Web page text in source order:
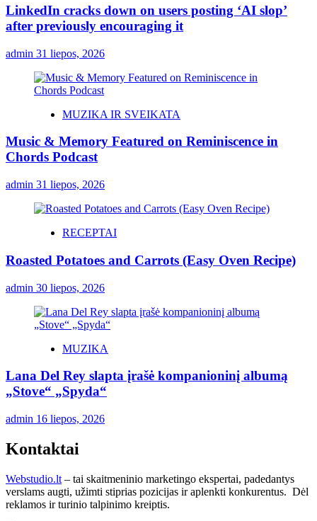
LinkedIn cracks down on users posting ‘AI slop’
after previously encouraging it
admin 31 liepos, 2026
MUZIKA IR SVEIKATA
Music & Memory Featured on Reminiscence in
Chords Podcast
admin 31 liepos, 2026
RECEPTAI
Roasted Potatoes and Carrots (Easy Oven Recipe)
admin 30 liepos, 2026
MUZIKA
Lana Del Rey slapta įrašė kompanioninį albumą
„Stove“ „Spyda“
admin 16 liepos, 2026
Kontaktai
Webstudio.lt – tai skaitmeninio marketingo ekspertai, padedantys
verslams augti, užimti stiprias pozicijas ir aplenkti konkurentus. Dėl
reklamos ir turinio talpinimo kreiptis.